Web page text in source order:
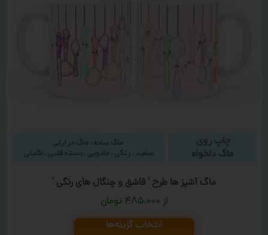
ماگ آشپز ها طرح ‘ قاشق و چنگال های رنگی ‘
۴۸۵,۰۰۰ تومان
انتخاب گزینه‌ها